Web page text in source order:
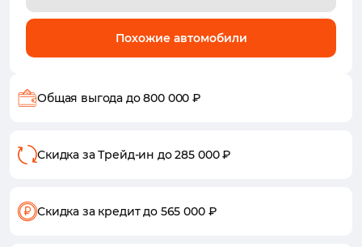
Похожие автомобили
Общая выгода до 800 000 ₽
Скидка за Трейд-ин до 285 000 ₽
Скидка за кредитдо 565 000 ₽